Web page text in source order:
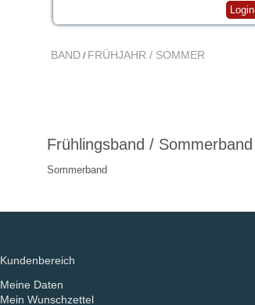
Login
BAND/ FRÜHJAHR / SOMMER
Frühlingsband / Sommerband
Sommerband
Kundenbereich
Meine Daten
Mein Wunschzettel